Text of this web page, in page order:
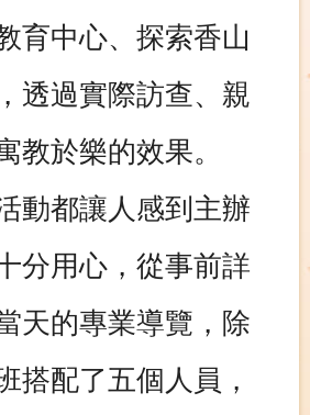
育中心、探索香山
透過實際訪查、親
教於樂的效果。
都讓人感到主辦
分用心，從事前詳
天的專業導覽，除
搭配了五個人員，